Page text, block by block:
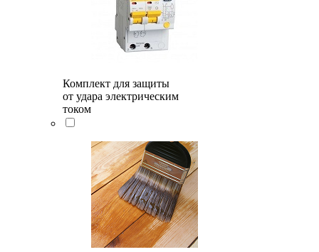
Комплект для защиты
от удара электрическим
током